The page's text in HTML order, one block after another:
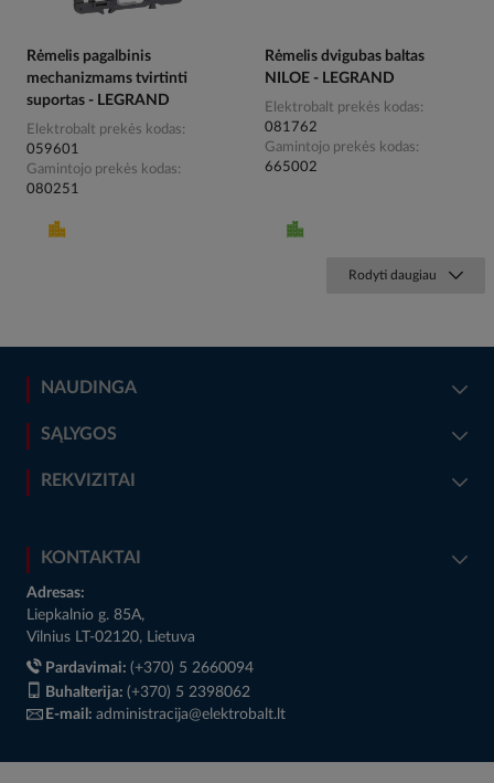
Rėmelis pagalbinis
mechanizmams tvirtinti
suportas - LEGRAND
Elektrobalt prekės kodas
059601
Gamintojo prekės kodas
080251
Rėmelis dvigubas baltas
NILOE - LEGRAND
Elektrobalt prekės kodas
081762
Gamintojo prekės kodas
665002
Rodyti daugiau
NAUDINGA
SĄLYGOS
REKVIZITAI
KONTAKTAI
Adresas:
Liepkalnio g. 85A,
Vilnius LT-02120, Lietuva
Pardavimai: (+370) 5 2660094
Buhalterija: (+370) 5 2398062
E-mail: administracija@elektrobalt.lt